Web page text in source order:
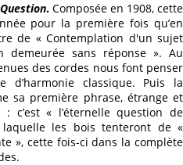
.Composée en 1908, cette
pour la première fois qu’en
de « Contemplation d'un sujet
demeurée sans réponse ». Au
des cordes nous font penser
classique. Puis la
sa première phrase, étrange et
: c’est « l’éternelle question de
laquelle les bois tenteront de «
», cette fois-ci dans la complète